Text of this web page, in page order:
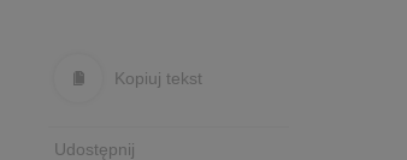
Kopiuj tekst
Udostępnij